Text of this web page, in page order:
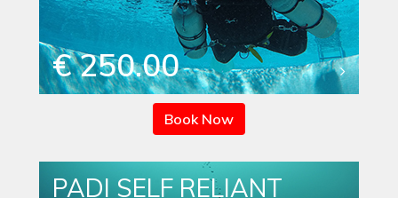
€ 250.00
Book Now
PADI SELF RELIANT